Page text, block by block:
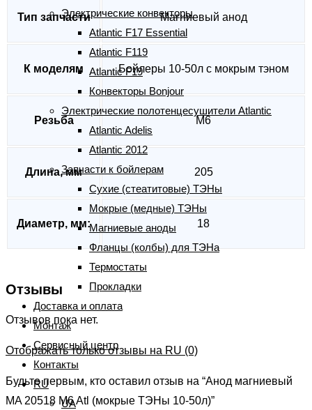
Электрические конвекторы
Atlantic F17 Essential
Atlantic F119
Atlantic F19
Конвекторы Bonjour
Электрические полотенцесушители Atlantic
Atlantic Adelis
Atlantic 2012
Запчасти к бойлерам
Сухие (стеатитовые) ТЭНы
Мокрые (медные) ТЭНы
Магниевые аноды
Фланцы (колбы) для ТЭНа
Термостаты
Прокладки
Доставка и оплата
Монтаж
Сервисный центр
Контакты
RU
UA
10-Тип запчасти Магниевый анод
К моделям Бойлеры 10-50л с мокрым тэном
Резьба М6
Длина, мм 205
Диаметр, мм: 18
Отзывы
Отзывов пока нет.
Отображать только отзывы на RU (0)
Будьте первым, кто оставил отзыв на “Анод магниевый
MA 20518 M6 Atl (мокрые ТЭНы 10-50л)”